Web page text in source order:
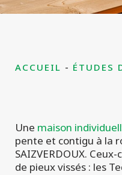
ACCUEIL ÉTUDES
Une maison
pente et contigu à la
SAIZVERDOUX.
de pieux vissés : les